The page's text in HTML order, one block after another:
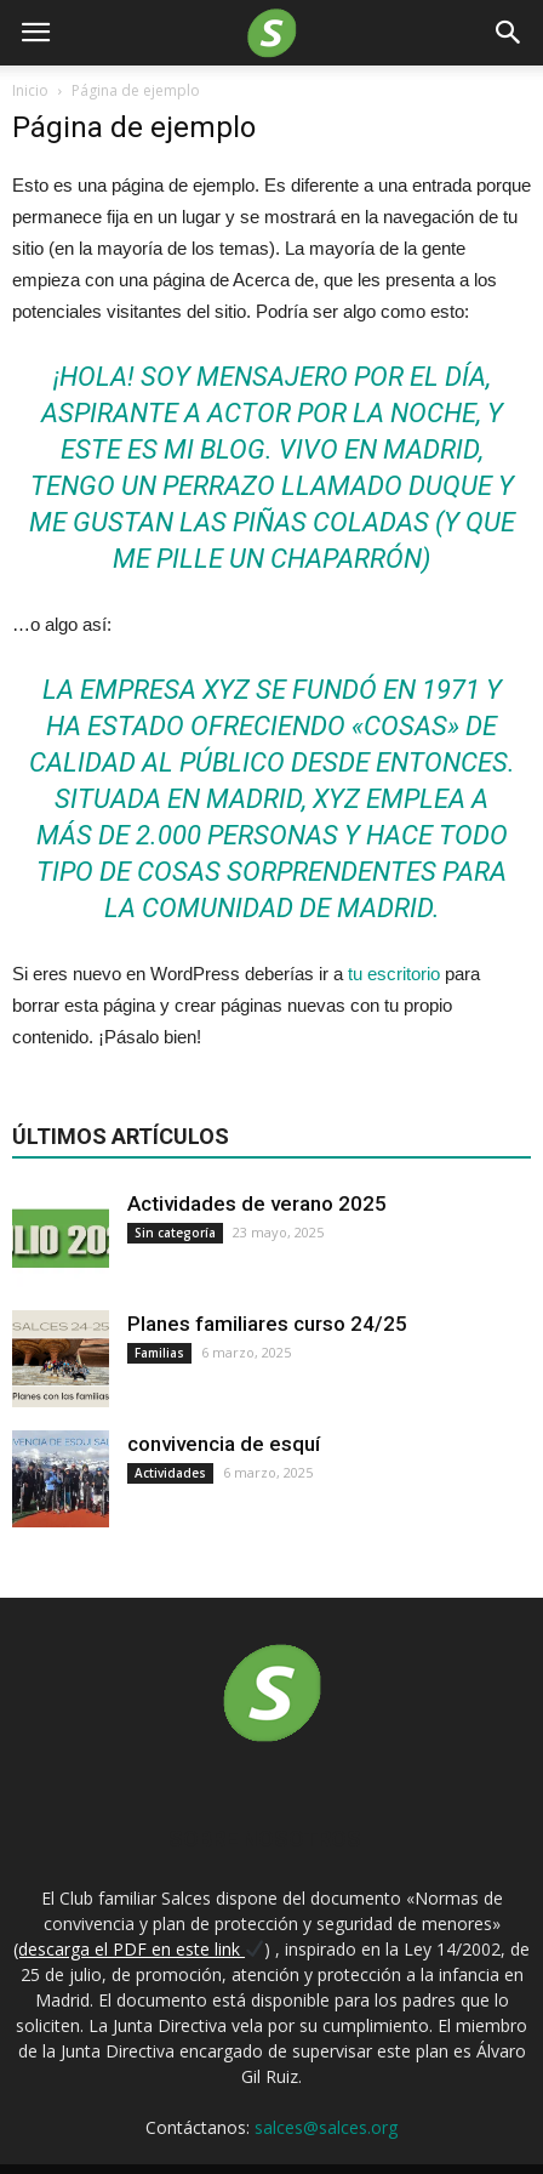
Inicio Página de ejemplo
Página de ejemplo
Esto es una página de ejemplo. Es diferente a una entrada porque
permanece fija en un lugar y se mostrará en la navegación de tu
sitio (en la mayoría de los temas). La mayoría de la gente
empieza con una página de Acerca de, que les presenta a los
potenciales visitantes del sitio. Podría ser algo como esto:
¡HOLA! SOY MENSAJERO POR EL DÍA,
ASPIRANTE A ACTOR POR LA NOCHE, Y
ESTE ES MI BLOG. VIVO EN MADRID,
TENGO UN PERRAZO LLAMADO DUQUE Y
ME GUSTAN LAS PIÑAS COLADAS (Y QUE
ME PILLE UN CHAPARRÓN)
…o algo así:
LA EMPRESA XYZ SE FUNDÓ EN 1971 Y
HA ESTADO OFRECIENDO «COSAS» DE
CALIDAD AL PÚBLICO DESDE ENTONCES.
SITUADA EN MADRID, XYZ EMPLEA A
MÁS DE 2.000 PERSONAS Y HACE TODO
TIPO DE COSAS SORPRENDENTES PARA
LA COMUNIDAD DE MADRID.
Si eres nuevo en WordPress deberías ir a tu escritorio para
borrar esta página y crear páginas nuevas con tu propio
contenido. ¡Pásalo bien!
ÚLTIMOS ARTÍCULOS
Actividades de verano 2025
Sin categoría 23 mayo, 2025
Planes familiares curso 24/25
Familias 6 marzo, 2025
convivencia de esquí
Actividades 6 marzo, 2025
El Club familiar Salces dispone del documento «Normas de
convivencia y plan de protección y seguridad de menores»
(descarga el PDF en este link
) , inspirado en la Ley 14/2002, de
25 de julio, de promoción, atención y protección a la infancia en
Madrid. El documento está disponible para los padres que lo
soliciten. La Junta Directiva vela por su cumplimiento. El miembro
de la Junta Directiva encargado de supervisar este plan es Álvaro
Gil Ruiz.
Contáctanos: salces@salces.org